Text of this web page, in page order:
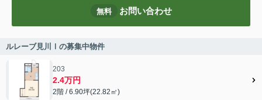
無料 お問い合わせ
ルレーブ見川Ⅰの募集中物件
203
2.4万円
2階 / 6.90坪(22.82㎡)